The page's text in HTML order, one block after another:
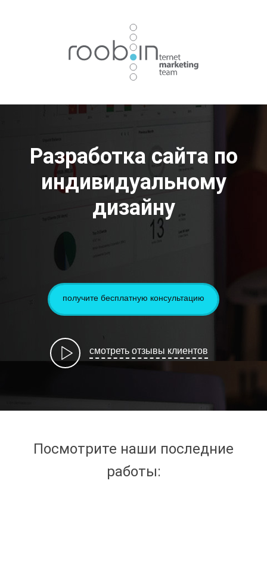
Разработка сайта по
индивидуальному
дизайну
получите бесплатную консультацию
смотреть отзывы клиентов
Посмотрите наши последние
работы:
Хотите также? Пишите в телеграм:
vino_costa